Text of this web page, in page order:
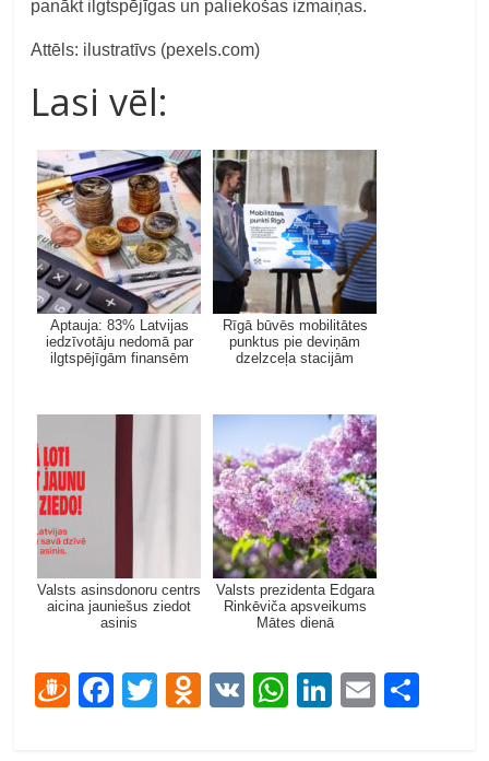
panākt ilgtspējīgas un paliekošas izmaiņas.
Attēls: ilustratīvs (pexels.com)
Lasi vēl:
Aptauja: 83% Latvijas
iedzīvotāju nedomā par
ilgtspējīgām finansēm
Rīgā būvēs mobilitātes
punktus pie deviņām
dzelzceļa stacijām
Valsts asinsdonoru centrs
aicina jauniešus ziedot
asinis
Valsts prezidenta Edgara
Rinkēviča apsveikums
Mātes dienā
D F T O V W Li E